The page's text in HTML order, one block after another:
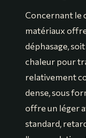
Concernant le
matériaux
déphasage,
chaleur pour
relativement
dense, sous
offre un léger
standard,